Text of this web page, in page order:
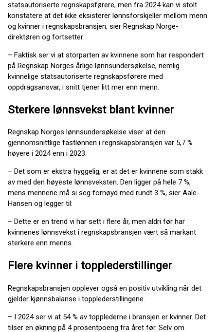
statsautoriserte regnskapsførere, men fra 2024 kan vi stolt
konstatere at det ikke eksisterer lønnsforskjeller mellom menn
og kvinner i regnskapsbransjen, sier Regnskap Norge-
direktøren og fortsetter:
– Faktisk ser vi at storparten av kvinnene som har respondert
på Regnskap Norges årlige lønnsundersøkelse, nemlig
kvinnelige statsautoriserte regnskapsførere med
oppdragsansvar, i snitt tjener litt mer enn menn.
Sterkere lønnsvekst blant kvinner
Regnskap Norges lønnsundersøkelse viser at den
gjennomsnittlige fastlønnen i regnskapsbransjen var 5,7 %
høyere i 2024 enn i 2023.
– Det som er ekstra hyggelig, er at det er kvinnene som stakk
av med den høyeste lønnsveksten. Den ligger på hele 7 %,
mens mennene må si seg fornøyd med rundt 3 %, sier Aale-
Hansen og legger til:
– Dette er en trend vi har sett i flere år, men aldri før har
kvinnenes lønnsvekst i regnskapsbransjen vært så markant
sterkere enn menns.
Flere kvinner i topplederstillinger
Regnskapsbransjen opplever også en positiv utvikling når det
gjelder kjønnsbalanse i topplederstillingene.
– I 2024 ser vi at 54 % av topplederne i bransjen er kvinner. Det
tilser en økning på 4 prosentpoeng fra året før. Selv om